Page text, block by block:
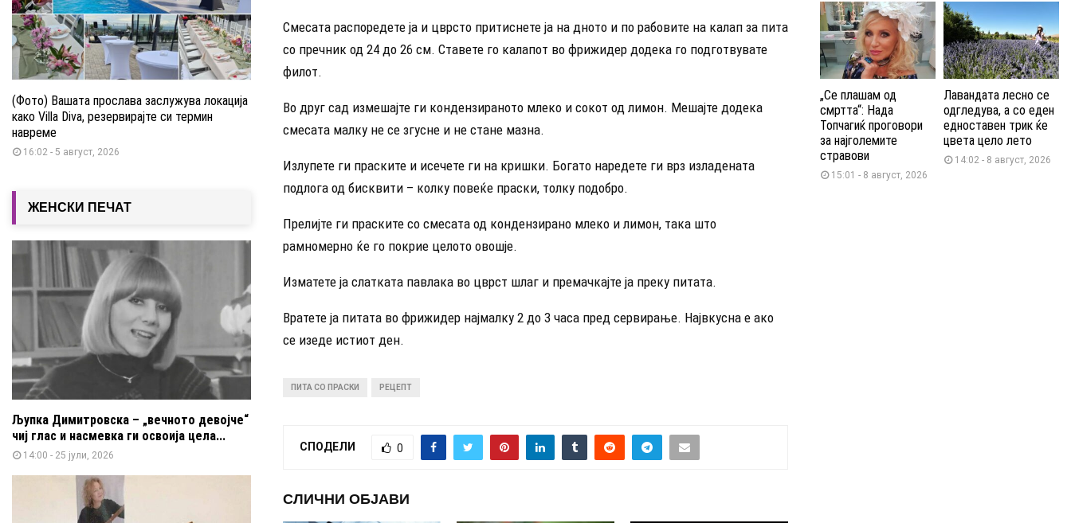
Смесата распоредете ја и цврсто притиснете ја на дното и по рабовите на калап за пита
со пречник од 24 до 26 см. Ставете го калапот во фрижидер додека го подготвувате
филот.
Во друг сад измешајте ги кондензираното млеко и сокот од лимон. Мешајте додека
смесата малку не се згусне и не стане мазна.
Излупете ги праските и исечете ги на кришки. Богато наредете ги врз изладената
подлога од бисквити – колку повеќе праски, толку подобро.
Прелијте ги праските со смесата од кондензирано млеко и лимон, така што
рамномерно ќе го покрие целото овошје.
Изматете ја слатката павлака во цврст шлаг и премачкајте ја преку питата.
Вратете ја питата во фрижидер најмалку 2 до 3 часа пред сервирање. Највкусна е ако
се изеде истиот ден.
ПИТА СО ПРАСКИ РЕЦЕПТ
СПОДЕЛИ 0
СЛИЧНИ ОБЈАВИ
(Фото) Вашата прослава заслужува локација
како Villa Diva, резервирајте си термин
навреме
16:02 - 5 август, 2026
ЖЕНСКИ ПЕЧАТ
Љупка Димитровска – „вечното девојче“
чиј глас и насмевка ги освоија цела...
14:00 - 25 јули, 2026
„Се плашам од
смртта“: Нада
Топчагиќ проговори
за најголемите
стравови
15:01 - 8 август, 2026
Лавандата лесно се
одгледува, а со еден
едноставен трик ќе
цвета цело лето
14:02 - 8 август, 2026